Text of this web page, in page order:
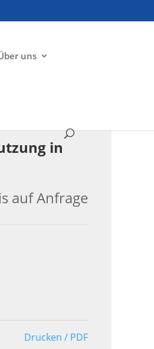
uns
in
auf Anfrage
Drucken / PDF